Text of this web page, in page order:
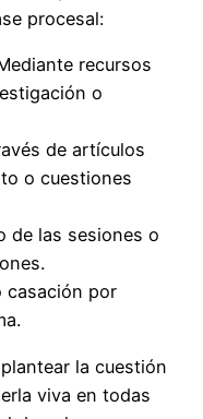
procesal:
recursos
o
de artículos
o cuestiones
de las sesiones o
casación por
la cuestión
viva en todas